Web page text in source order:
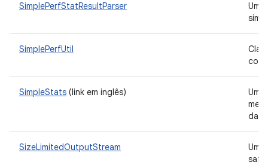
SimplePerfStatResultParser
SimplePerfUtil
SimpleStats (link em inglês)
SizeLimitedOutputStream Um
safe